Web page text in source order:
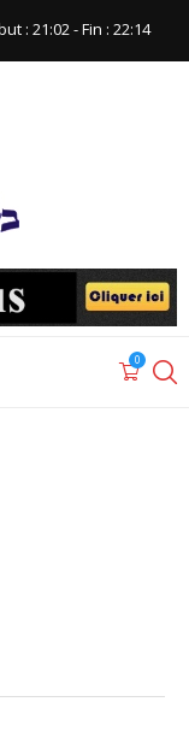
: 21:02‬ - Fin : ‪22:14‬
0